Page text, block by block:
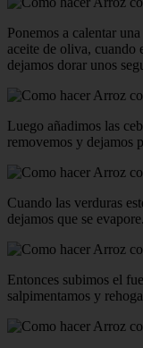
Ponemos a calentar
aceite de oliva, cuando
dejamos dorar unos
Luego añadimos las
removemos y dejamos
Cuando las verduras
dejamos que se evapore.
Entonces subimos el
salpimentamos y